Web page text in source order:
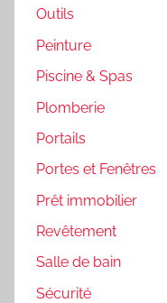
Outils
Peinture
Piscine & Spas
Plomberie
Portails
Portes et Fenêtres
Prêt immobilier
Revêtement
Salle de bain
Sécurité